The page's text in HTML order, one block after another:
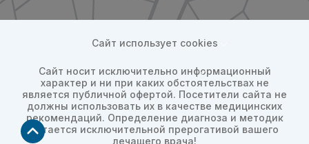
Сайт использует cookies
Сайт носит исключительно информационный
характер и ни при каких обстоятельствах не
является публичной офертой. Посетители сайта не
должны использовать их в качестве медицинских
рекомендаций. Определение диагноза и методик
остается исключительной прерогативой вашего
лечащего врача!